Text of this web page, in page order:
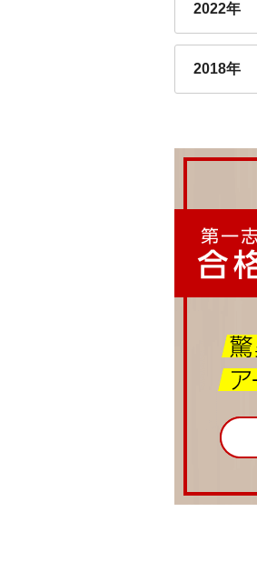
2022年
2018年